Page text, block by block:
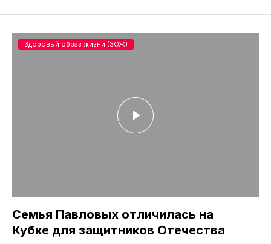
Семья Павловых отличилась на
Кубке для защитников Отечества
Здоровый образ жизни (ЗОЖ)